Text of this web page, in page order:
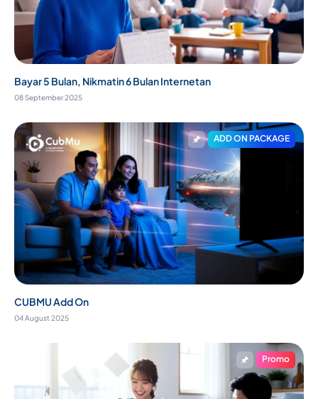
Bayar 5 Bulan, Nikmatin 6 Bulan Internetan
08 September 2025
ADD ON PACKAGE
CUBMU Add On
04 August 2025
Promo